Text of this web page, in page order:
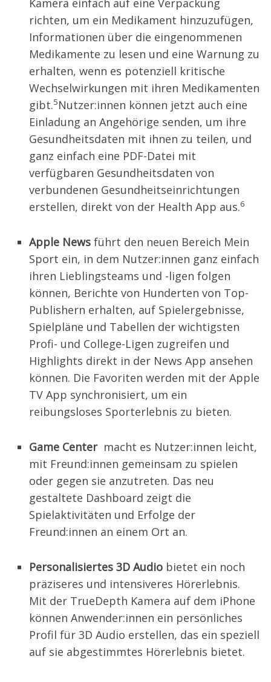
Kamera einfach auf eine Verpackung
richten, um ein Medikament hinzuzufügen,
Informationen über die eingenommenen
Medikamente zu lesen und eine Warnung zu
erhalten, wenn es potenziell kritische
Wechselwirkungen mit ihren Medikamenten
gibt.5Nutzer:innen können jetzt auch eine
Einladung an Angehörige senden, um ihre
Gesundheitsdaten mit ihnen zu teilen, und
ganz einfach eine PDF-Datei mit
verfügbaren Gesundheitsdaten von
verbundenen Gesundheitseinrichtungen
erstellen, direkt von der Health App aus.6
Apple News führt den neuen Bereich Mein
Sport ein, in dem Nutzer:innen ganz einfach
ihren Lieblingsteams und -ligen folgen
können, Berichte von Hunderten von Top-
Publishern erhalten, auf Spielergebnisse,
Spielpläne und Tabellen der wichtigsten
Profi- und College-Ligen zugreifen und
Highlights direkt in der News App ansehen
können. Die Favoriten werden mit der Apple
TV App synchronisiert, um ein
reibungsloses Sporterlebnis zu bieten.
Game Center macht es Nutzer:innen leicht,
mit Freund:innen gemeinsam zu spielen
oder gegen sie anzutreten. Das neu
gestaltete Dashboard zeigt die
Spielaktivitäten und Erfolge der
Freund:innen an einem Ort an.
Personalisiertes 3D Audio bietet ein noch
präziseres und intensiveres Hörerlebnis.
Mit der TrueDepth Kamera auf dem iPhone
können Anwender:innen ein persönliches
Profil für 3D Audio erstellen, das ein speziell
auf sie abgestimmtes Hörerlebnis bietet.